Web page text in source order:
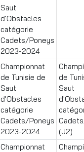
Saut
d'Obstacles
catégorie
Cadets/Poneys
2023-2024
Championnat
de Tunisie de
Saut
d'Obstacles
catégorie
Cadets/Poneys
2023-2024
de
Saut
(J2)
Championnat